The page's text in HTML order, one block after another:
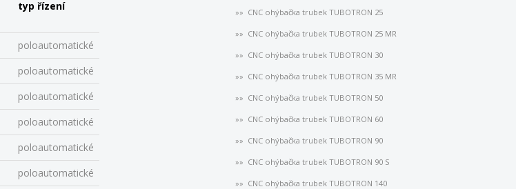
typ řízení
poloautomatické
poloautomatické
poloautomatické
poloautomatické
poloautomatické
poloautomatické
CNC ohýbačka trubek TUBOTRON 25
CNC ohýbačka trubek TUBOTRON 25 MR
CNC ohýbačka trubek TUBOTRON 30
CNC ohýbačka trubek TUBOTRON 35 MR
CNC ohýbačka trubek TUBOTRON 50
CNC ohýbačka trubek TUBOTRON 60
CNC ohýbačka trubek TUBOTRON 90
CNC ohýbačka trubek TUBOTRON 90 S
CNC ohýbačka trubek TUBOTRON 140